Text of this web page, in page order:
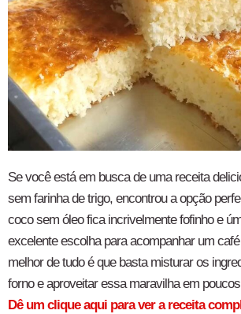
Se você está em busca de uma receita
sem farinha de trigo, encontrou a opção
coco sem óleo fica incrivelmente fofinho e
excelente escolha para acompanhar um
melhor de tudo é que basta misturar os
forno e aproveitar essa maravilha em
Dê um clique aqui para ver a receita